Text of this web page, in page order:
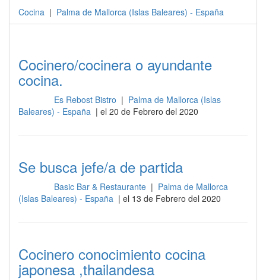
Cocina | Palma de Mallorca (Islas Baleares) - España
Cocinero/cocinera o ayundante
cocina.
Es Rebost Bistro | Palma de Mallorca (Islas
Baleares) - España | el 20 de Febrero del 2020
Se busca jefe/a de partida
Basic Bar & Restaurante | Palma de Mallorca
(Islas Baleares) - España | el 13 de Febrero del 2020
Cocinero conocimiento cocina
japonesa ,thailandesa